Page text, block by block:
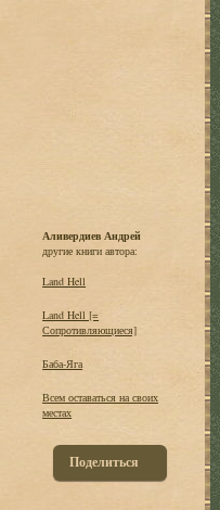
Аливердиев Андрей
другие книги автора:
Land Hell
Land Hell [=
Сопротивляющиеся]
Баба-Яга
Всем оставаться на своих
местах
Поделиться